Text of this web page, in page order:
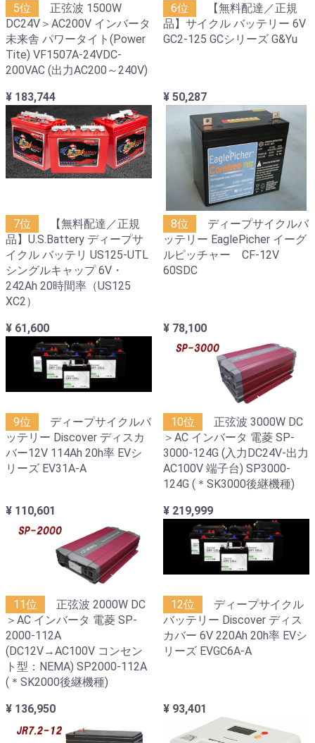
5位
正弦波 1500W
DC24V＞AC200V インバータ
未来舎 パワータイト(Power
Tite) VF1507A-24VDC-
200VAC (出力AC200～240V)
¥ 183,744
6位
【無料配達／正規
品】サイクル バッテリー 6V
GC2-125 GCシリーズ G&Yu
¥ 50,287
7位
【無料配達／正規
品】U.S.Battery ディープサ
イクル バッテリ US125-UTL
シングルキャップ 6V・
242Ah 20時間率（US125
XC2）
¥ 61,600
8位
ディープサイクルバ
ッテリー EaglePicher イーグ
ルピッチャー CF-12V
60SDC
¥ 78,100
9位
ディープサイクルバ
ッテリー Discover ディスカ
バー12V 114Ah 20h率 EVシ
リーズ EV31A-A
¥ 110,601
10位
正弦波 3000W DC
＞AC インバータ 電菱 SP-
3000-124G (入力DC24V-出力
AC100V 端子台) SP3000-
124G (＊SK3000後継機種)
¥ 219,999
11位
正弦波 2000W DC
＞AC インバータ 電菱 SP-
2000-112A
(DC12V→AC100V コンセン
ト型：NEMA) SP2000-112A
(＊SK2000後継機種)
¥ 136,950
12位
ディープサイクル
バッテリー Discover ディス
カバー 6V 220Ah 20h率 EVシ
リーズ EVGC6A-A
¥ 93,401